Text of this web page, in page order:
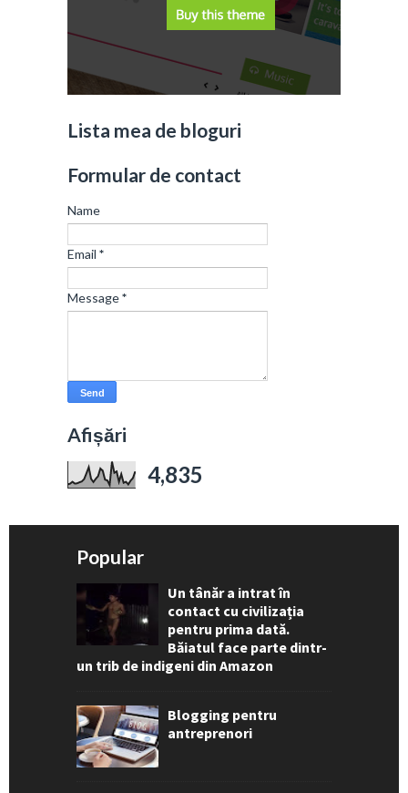
Lista mea de bloguri
Formular de contact
Name
Email *
Message*
Afișări
4,835
Popular
Un tânăr a intrat în
contact cu civilizația
pentru prima dată.
Băiatul face parte dintr-
un trib de indigeni din Amazon
Blogging pentru
antreprenori